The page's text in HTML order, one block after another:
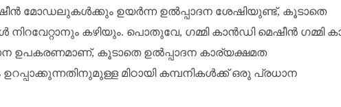
മോഡലുകൾക്കും ഉയർന്ന ഉൽപ്പാദന ശേഷിയുണ്ട്, കൂടാതെ
കഴിയും. പൊതുവേ, ഗമ്മി കാൻഡി മെഷീൻ ഗമ്മി
ഉപകരണമാണ്, കൂടാതെ ഉൽപ്പാദന കാര്യക്ഷമത
മിഠായി കമ്പനികൾക്ക് ഒരു പ്രധാന